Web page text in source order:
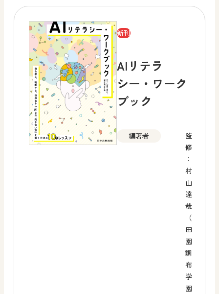
新刊
AIリテラ
シー・ワーク
ブック
編著者
監
修
：
村
山
達
哉
（
田
園
調
布
学
園